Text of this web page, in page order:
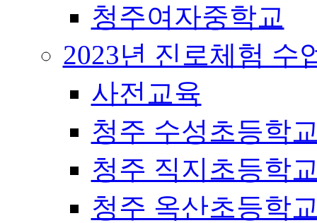
청주여자중학교
2023년 진로체험 수
사전교육
청주 수성초등학
청주 직지초등학
청주 옥산초등학